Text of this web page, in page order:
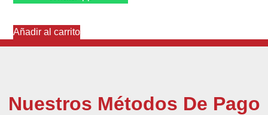
Añadir al carrito
Nuestros Métodos De Pago